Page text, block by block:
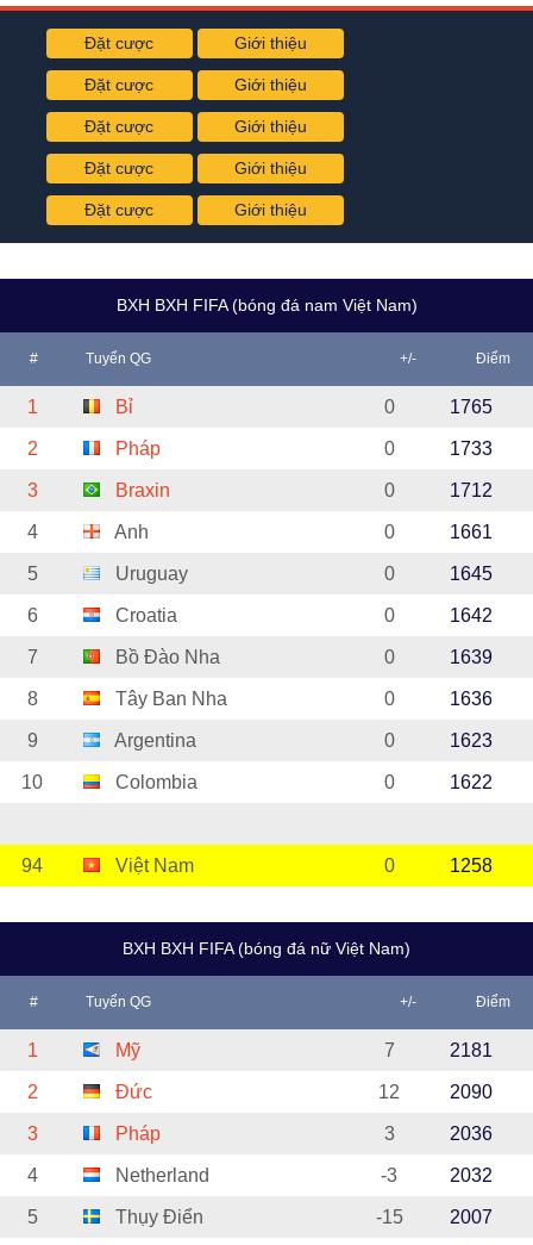
Đặt cược Giới thiệu
Đặt cược Giới thiệu
Đặt cược Giới thiệu
Đặt cược Giới thiệu
Đặt cược Giới thiệu
BXH BXH FIFA (bóng đá nam Việt Nam)
# Tuyển QG +/- Điểm
1 Bỉ 0 1765
2 Pháp 0 1733
3 Braxin 0 1712
4 Anh 0 1661
5 Uruguay 0 1645
6 Croatia 0 1642
7 Bồ Đào Nha 0 1639
8 Tây Ban Nha 0 1636
9 Argentina 0 1623
10 Colombia 0 1622
94 Việt Nam 0 1258
BXH BXH FIFA (bóng đá nữ Việt Nam)
# Tuyển QG +/- Điểm
1 Mỹ 7 2181
2 Đức 12 2090
3 Pháp 3 2036
4 Netherland -3 2032
5 Thụy Điển -15 2007